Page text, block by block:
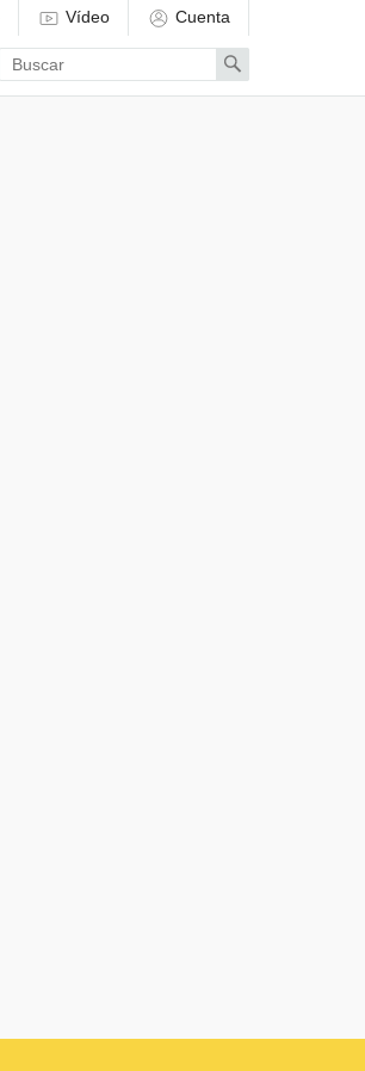
Vídeo Cuenta
Enter
search
Search